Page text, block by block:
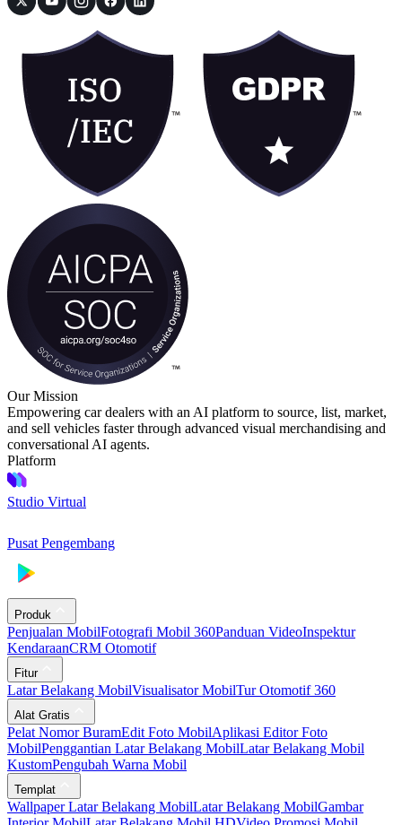
Our Mission
Empowering car dealers with an AI platform to source, list, market,
and sell vehicles faster through advanced visual merchandising and
conversational AI agents.
Platform
Studio Virtual
Pusat Pengembang
Produk
Penjualan MobilFotografi Mobil 360Panduan VideoInspektur
KendaraanCRM Otomotif
Fitur
Latar Belakang MobilVisualisator MobilTur Otomotif 360
Alat Gratis
Pelat Nomor BuramEdit Foto MobilAplikasi Editor Foto
MobilPenggantian Latar Belakang MobilLatar Belakang Mobil
KustomPengubah Warna Mobil
Templat
Wallpaper Latar Belakang MobilLatar Belakang MobilGambar